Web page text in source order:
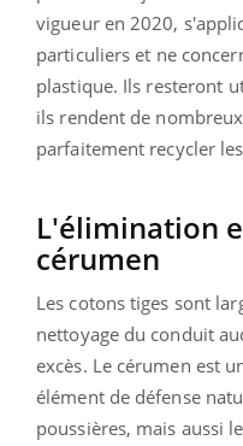
vigueur en 2020,
particuliers et ne
plastique. Ils resteront
ils rendent de
parfaitement recycler
L'élimination
cérumen
Les cotons tiges sont
nettoyage du conduit
excès. Le cérumen est
élément de défense
poussières, mais aussi